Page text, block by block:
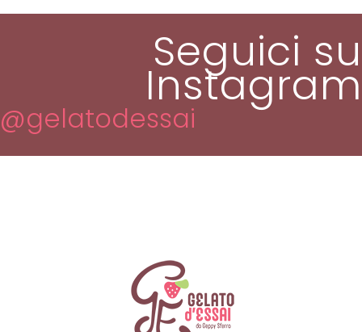
Seguici su
Instagram
@gelatodessai